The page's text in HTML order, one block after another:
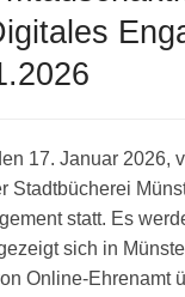
17. Januar 2026,
Stadtbücherei
statt. Es
sich in
Online-Ehrenamt